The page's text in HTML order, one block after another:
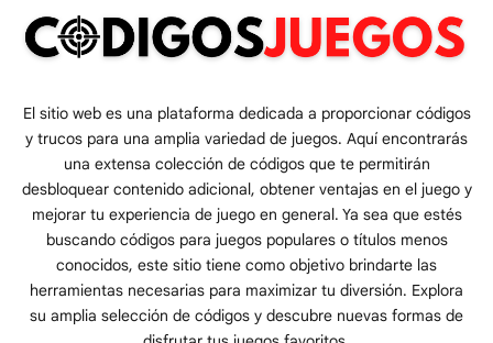
El sitio web es una plataforma dedicada a proporcionar códigos
y trucos para una amplia variedad de juegos. Aquí encontrarás
una extensa colección de códigos que te permitirán
desbloquear contenido adicional, obtener ventajas en el juego y
mejorar tu experiencia de juego en general. Ya sea que estés
buscando códigos para juegos populares o títulos menos
conocidos, este sitio tiene como objetivo brindarte las
herramientas necesarias para maximizar tu diversión. Explora
su amplia selección de códigos y descubre nuevas formas de